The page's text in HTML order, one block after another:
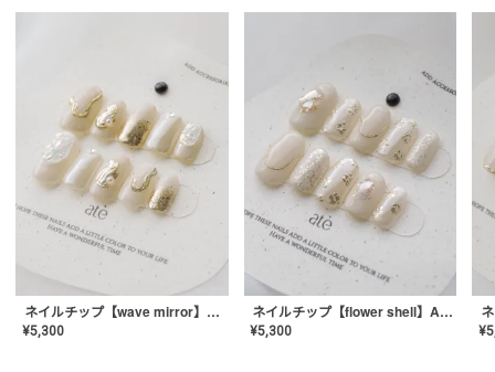
ネイルチップ【wave mirror】AE-CONA-04
¥5,300
ネイルチップ【flower shell】AE-CONA-03
¥5,300 ¥